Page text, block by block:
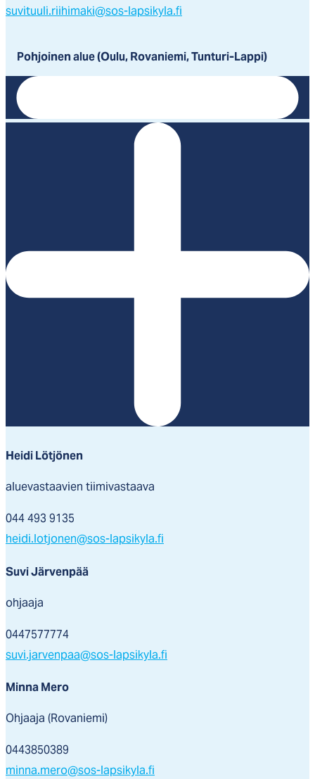
suvituuli.riihimaki@sos-lapsikyla.fi
Pohjoinen alue (Oulu, Rovaniemi, Tunturi-Lappi)
Heidi Lötjönen
aluevastaavien tiimivastaava
044 493 9135
heidi.lotjonen@sos-lapsikyla.fi
Suvi Järvenpää
ohjaaja
0447577774
suvi.jarvenpaa@sos-lapsikyla.fi
Minna Mero
Ohjaaja (Rovaniemi)
0443850389
minna.mero@sos-lapsikyla.fi